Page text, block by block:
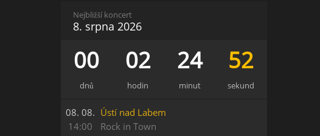
Nejbližší koncert
8. srpna 2026
00
dnů
02
hodin
24
minut
52
sekund
08. 08.
14:00
Ústí nad Labem
Rock in Town